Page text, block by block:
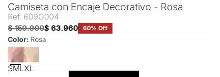
Camiseta con Encaje Decorativo - Rosa
Ref: 609G004
$ 159.900$ 63.960 60% Off
Color: Rosa
SML XL